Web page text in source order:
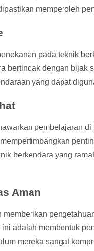
memperoleh
pada teknik
bertindak dengan bijak
yang dapat
pembelajaran
berkendara yang
Aman
memberikan
ini adalah membentuk
mereka sangat